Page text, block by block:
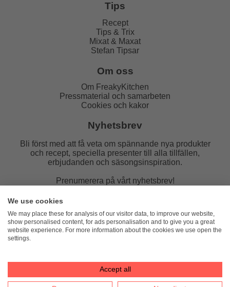
Tips
Recept
Tips & Trix
Mixat & Maxat
Stefan Tipsar
Om oss
Om FreakyKitchen
Pressmaterial och samarbeten
Cookies och kakor
Nyhetsbrev
Bli först med att få veta om spännande nya produkter
och recept, speciella presenter till alla tillfällen,
erbjudanden och säsongsinspiration.
Prenumerera på vårt nyhetsbrev!
E-post:
We use cookies
We may place these for analysis of our visitor data, to improve our website,
show personalised content, for ads personalisation and to give you a great
website experience. For more information about the cookies we use open the
settings.
Accept all